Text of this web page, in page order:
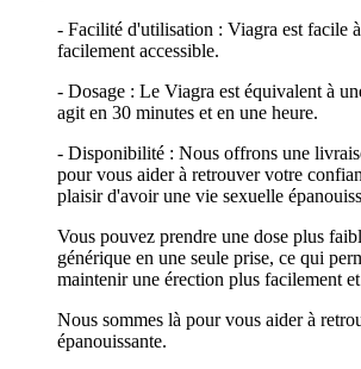
- Facilité d'utilisation : Viagra est facile
facilement accessible.
- Dosage : Le Viagra est équivalent à
agit en 30 minutes et en une heure.
- Disponibilité : Nous offrons une
pour vous aider à retrouver votre
plaisir d'avoir une vie sexuelle
Vous pouvez prendre une dose plus
générique en une seule prise, ce qui
maintenir une érection plus facilement
Nous sommes là pour vous aider à
épanouissante.